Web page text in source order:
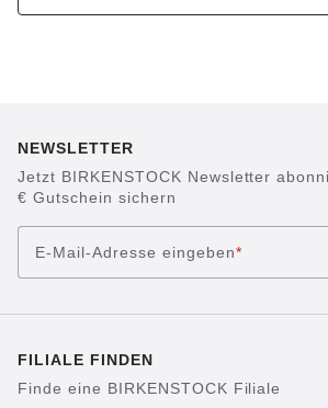
NEWSLETTER
Jetzt BIRKENSTOCK Newsletter
€ Gutschein sichern
E-Mail-Adresse eingeben*
FILIALE FINDEN
Finde eine BIRKENSTOCK Filiale